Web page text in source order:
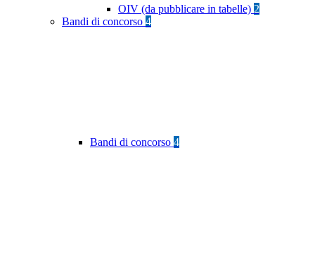
OIV (da pubblicare in tabelle) 2
Bandi di concorso 4
Bandi di concorso 4